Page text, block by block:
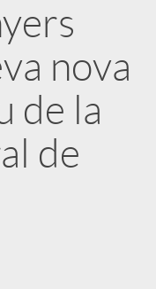
nova
de la
de